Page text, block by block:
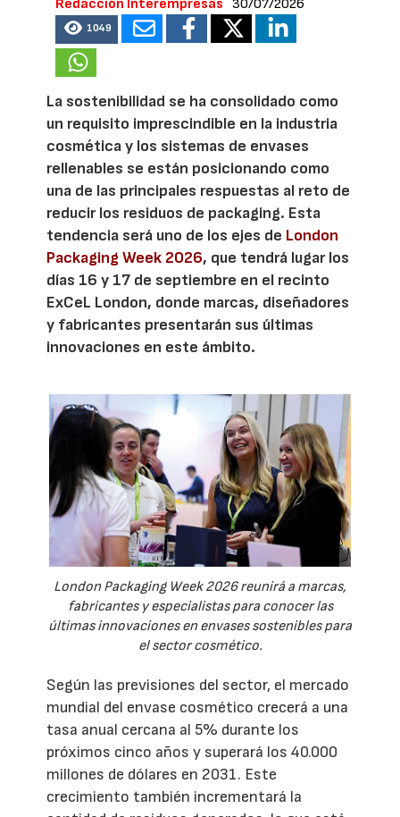
Redacción Interempresas 30/07/2026
1049
La sostenibilidad se ha consolidado como
un requisito imprescindible en la industria
cosmética y los sistemas de envases
rellenables se están posicionando como
una de las principales respuestas al reto de
reducir los residuos de packaging. Esta
tendencia será uno de los ejes de London
Packaging Week 2026, que tendrá lugar los
días 16 y 17 de septiembre en el recinto
ExCeL London, donde marcas, diseñadores
y fabricantes presentarán sus últimas
innovaciones en este ámbito.
London Packaging Week 2026 reunirá a marcas,
fabricantes y especialistas para conocer las
últimas innovaciones en envases sostenibles para
el sector cosmético.
Según las previsiones del sector, el mercado
mundial del envase cosmético crecerá a una
tasa anual cercana al 5% durante los
próximos cinco años y superará los 40.000
millones de dólares en 2031. Este
crecimiento también incrementará la